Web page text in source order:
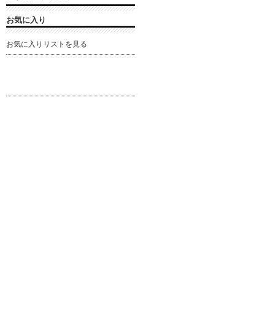
お気に入り
お気に入りリストを見る